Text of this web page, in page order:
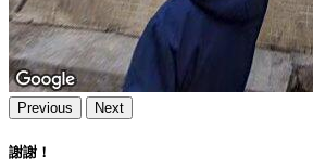
Previous Next
謝謝！